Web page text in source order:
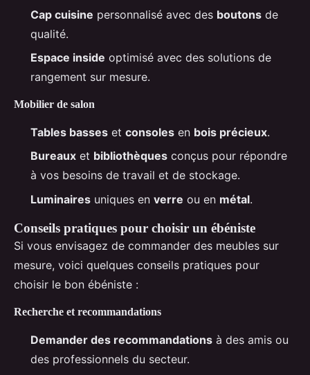
Cap cuisine personnalisé avec des boutons de
qualité.
Espace inside optimisé avec des solutions de
rangement sur mesure.
Mobilier de salon
Tables basses et consoles en bois précieux.
Bureaux et bibliothèques conçus pour répondre
à vos besoins de travail et de stockage.
Luminaires uniques en verre ou en métal.
Conseils pratiques pour choisir un ébéniste
Si vous envisagez de commander des meubles sur
mesure, voici quelques conseils pratiques pour
choisir le bon ébéniste :
Recherche et recommandations
Demander des recommandations à des amis ou
des professionnels du secteur.